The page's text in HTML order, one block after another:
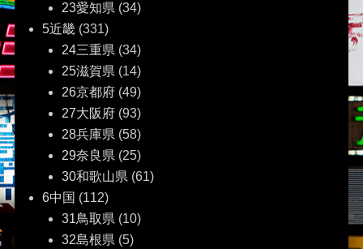
23愛知県 (34)
5近畿(331)
24三重県 (34)
25滋賀県 (14)
26京都府(49)
27大阪府(93)
28兵庫県 (58)
29奈良県 (25)
30和歌山県 (61)
6中国 (112)
31鳥取県 (10)
32島根県 (5)